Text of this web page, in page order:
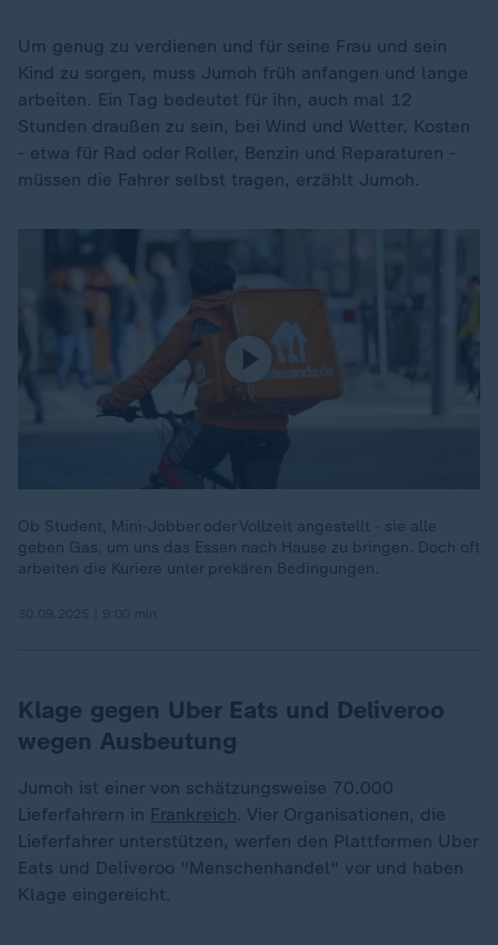
Um genug zu verdienen und für seine Frau und sein
Kind zu sorgen, muss Jumoh früh anfangen und lange
arbeiten. Ein Tag bedeutet für ihn, auch mal 12
Stunden draußen zu sein, bei Wind und Wetter. Kosten
- etwa für Rad oder Roller, Benzin und Reparaturen -
müssen die Fahrer selbst tragen, erzählt Jumoh.
Ob Student, Mini-Jobber oder Vollzeit angestellt - sie alle
geben Gas, um uns das Essen nach Hause zu bringen. Doch oft
arbeiten die Kuriere unter prekären Bedingungen.
Klage gegen Uber Eats und Deliveroo
wegen Ausbeutung
Jumoh ist einer von schätzungsweise 70.000
Lieferfahrern in Frankreich. Vier Organisationen, die
Lieferfahrer unterstützen, werfen den Plattformen Uber
Eats und Deliveroo "Menschenhandel" vor und haben
Klage eingereicht.